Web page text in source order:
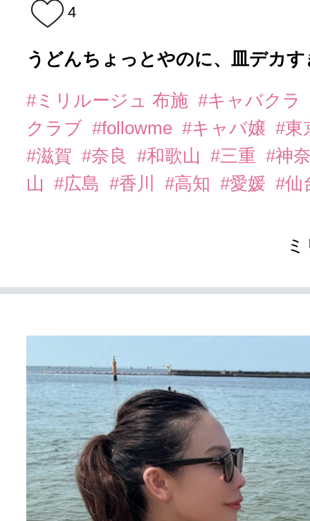
4
うどんちょっとやのに、皿デカ
#ミリルージュ 布施 #キャバクラ
クラブ #followme #キャバ嬢 #東
#滋賀 #奈良 #和歌山 #三重 #神
山
#広島 #香川 #高知 #愛媛 #仙